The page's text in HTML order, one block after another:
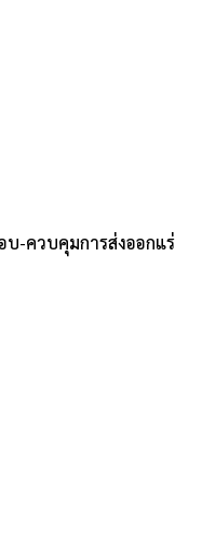
บ-ควบคุมการส่งออกแร่